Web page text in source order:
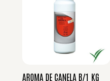
AROMA DE CANELA B/1 KG